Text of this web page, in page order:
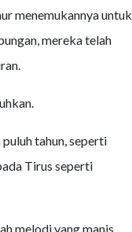
menemukannya untuk
mereka telah
tahun, seperti
Tirus seperti
melodi yang manis,